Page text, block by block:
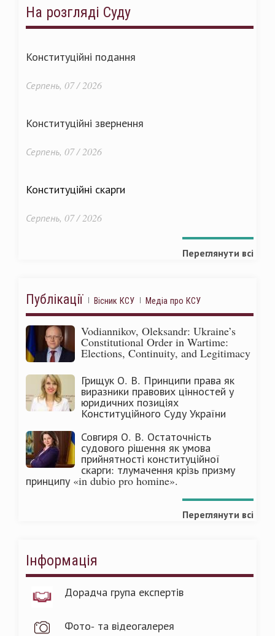
На розгляді Суду
Конституційні подання
Серпень, 07 / 2026
Конституційні звернення
Серпень, 07 / 2026
Конституційні скарги
Серпень, 07 / 2026
Переглянути всі
Публікації Вісник КСУ Медіа про КСУ
Vodiannikov, Oleksandr: Ukraine’s
Constitutional Order in Wartime:
Elections, Continuity, and Legitimacy
Грищук О. В. Принципи права як
виразники правових цінностей у
юридичних позиціях
Конституційного Суду України
Совгиря О. В. Остаточність
судового рішення як умова
прийнятності конституційної
скарги: тлумачення крізь призму
принципу «in dubio pro homine».
Переглянути всі
Інформація
Дорадча група експертів
Фото- та відеогалерея